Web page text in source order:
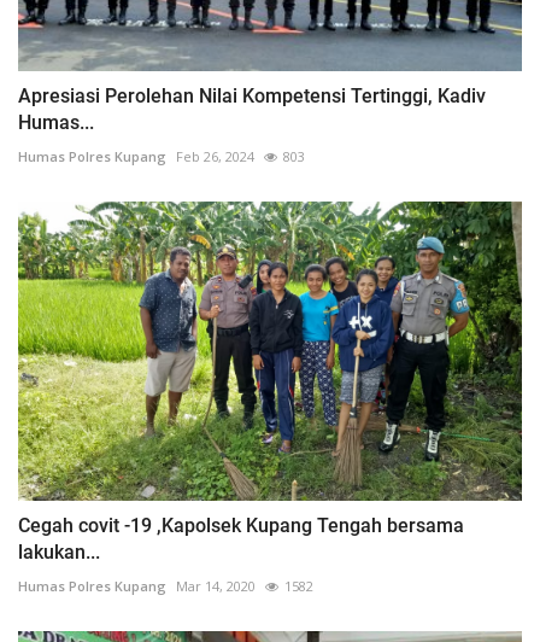
Apresiasi Perolehan Nilai Kompetensi Tertinggi, Kadiv
Humas...
Humas Polres Kupang Feb 26, 2024 803
Cegah covit -19 ,Kapolsek Kupang Tengah bersama
lakukan...
Humas Polres Kupang Mar 14, 2020 1582